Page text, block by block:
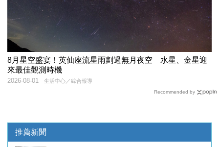
8月星空盛宴！英仙座流星雨劃過無月夜空 水星、金星迎
來最佳觀測時機
生活中心／綜合報導
2026-08-01
Recommended by
推薦新聞